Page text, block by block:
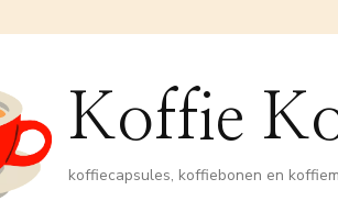
Koffie
koffiecapsules, koffiebonen en